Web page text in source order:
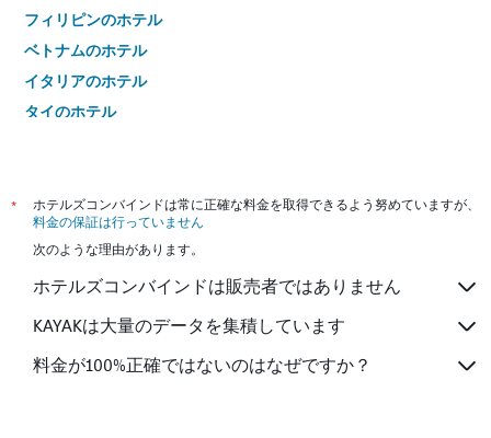
フィリピンのホテル
ベトナムのホテル
イタリアのホテル
タイのホテル
*
ホテルズコンバインドは常に正確な料金を取得できるよう努めていますが、
料金の保証は行っていません
次のような理由があります。
ホテルズコンバインドは販売者ではありません
KAYAKは大量のデータを集積しています
料金が100%正確ではないのはなぜですか？